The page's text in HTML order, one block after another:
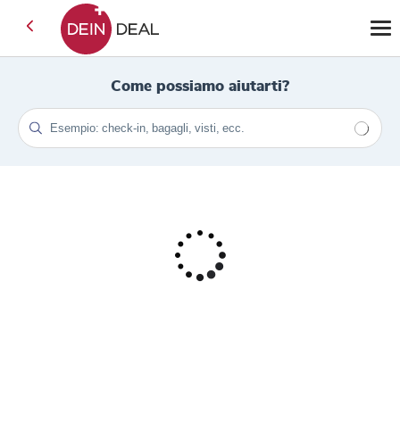
Come possiamo aiutarti?